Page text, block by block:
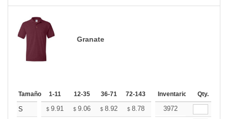
Granate
Tamaño 1-11 12-35 36-71 72-143 144-287 288 +
Inventario Qty.
S $ 9.91 $ 9.06 $ 8.92 $ 8.78 8.64
3972